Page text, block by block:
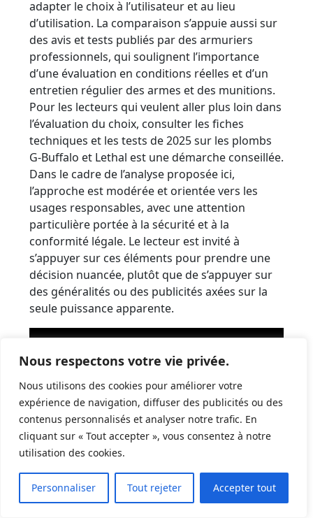
Nous respectons votre vie privée.
Nous utilisons des cookies pour améliorer votre
expérience de navigation, diffuser des publicités ou des
contenus personnalisés et analyser notre trafic. En
cliquant sur « Tout accepter », vous consentez à notre
utilisation des cookies.
Personnaliser Tout rejeter Accepter tout
adapter le choix à l’utilisateur et au lieu
d’utilisation. La comparaison s’appuie aussi sur
des avis et tests publiés par des armuriers
professionnels, qui soulignent l’importance
d’une évaluation en conditions réelles et d’un
entretien régulier des armes et des munitions.
Pour les lecteurs qui veulent aller plus loin dans
l’évaluation du choix, consulter les fiches
techniques et les tests de 2025 sur les plombs
G-Buffalo et Lethal est une démarche conseillée.
Dans le cadre de l’analyse proposée ici,
l’approche est modérée et orientée vers les
usages responsables, avec une attention
particulière portée à la sécurité et à la
conformité légale. Le lecteur est invité à
s’appuyer sur ces éléments pour prendre une
décision nuancée, plutôt que de s’appuyer sur
des généralités ou des publicités axées sur la
seule puissance apparente.
Bonnes pratiques et cadre